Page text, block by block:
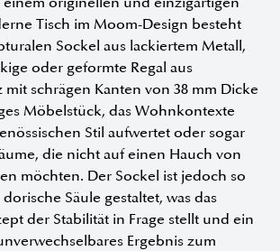
Tisch im Moom-Design besteht
Sockel aus lackiertem Metall,
oder geformte Regal aus
schrägen Kanten von 38 mm Dicke
Möbelstück, das Wohnkontexte
Stil aufwertet oder sogar
die nicht auf einen Hauch von
möchten. Der Sockel ist jedoch so
Säule gestaltet, was das
der Stabilität in Frage stellt und ein
Ergebnis zum